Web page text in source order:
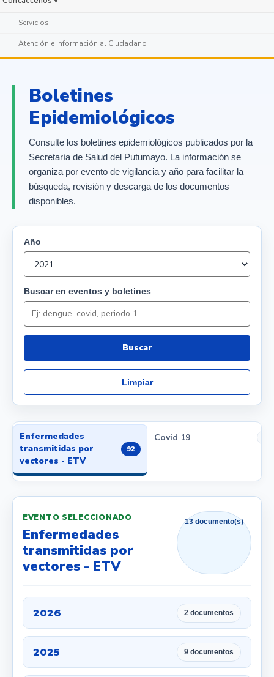
Servicios
Atención e Información al Ciudadano
Boletines
Epidemiológicos
Consulte los boletines epidemiológicos publicados por la
Secretaría de Salud del Putumayo. La información se
organiza por evento de vigilancia y año para facilitar la
búsqueda, revisión y descarga de los documentos
disponibles.
Año
Buscar en eventos y boletines
Buscar
Limpiar
Enfermedades
transmitidas por
vectores - ETV
92
Covid 19
EVENTO SELECCIONADO
Enfermedades
transmitidas por
vectores - ETV
13 documento(s)
2026 2 documentos
2025 9 documentos